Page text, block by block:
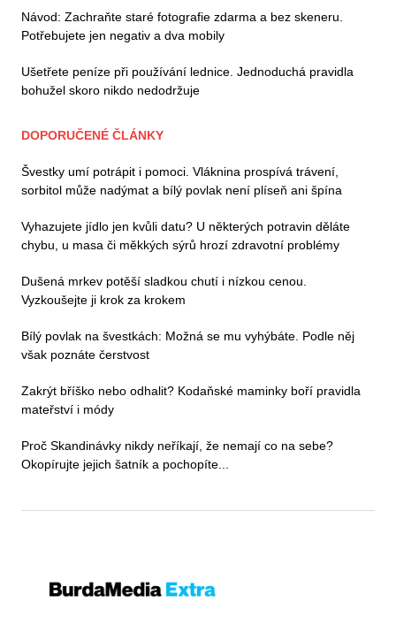
Návod: Zachraňte staré fotografie zdarma a bez skeneru.
Potřebujete jen negativ a dva mobily
Ušetřete peníze při používání lednice. Jednoduchá pravidla
bohužel skoro nikdo nedodržuje
DOPORUČENÉ ČLÁNKY
Švestky umí potrápit i pomoci. Vláknina prospívá trávení,
sorbitol může nadýmat a bílý povlak není plíseň ani špína
Vyhazujete jídlo jen kvůli datu? U některých potravin děláte
chybu, u masa či měkkých sýrů hrozí zdravotní problémy
Dušená mrkev potěší sladkou chutí i nízkou cenou.
Vyzkoušejte ji krok za krokem
Bílý povlak na švestkách: Možná se mu vyhýbáte. Podle něj
však poznáte čerstvost
Zakrýt bříško nebo odhalit? Kodaňské maminky boří pravidla
mateřství i módy
Proč Skandinávky nikdy neříkají, že nemají co na sebe?
Okopírujte jejich šatník a pochopíte...